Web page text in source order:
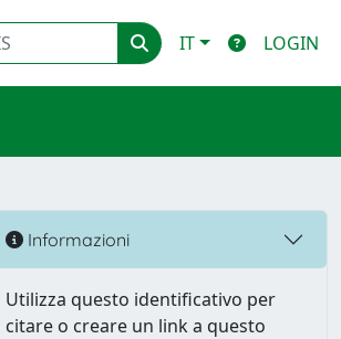
IT LOGIN
Informazioni
Utilizza questo identificativo per
citare o creare un link a questo